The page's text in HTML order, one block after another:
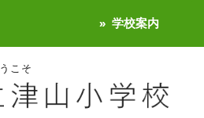
こそ
学校案内